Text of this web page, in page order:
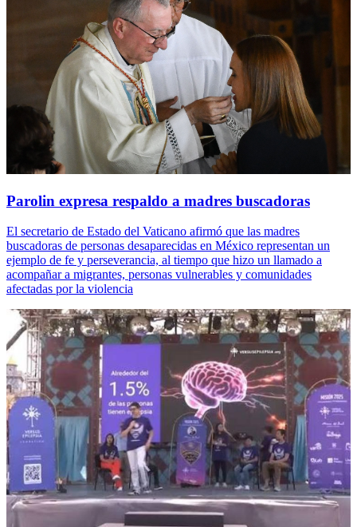
Parolin expresa respaldo a madres buscadoras
El secretario de Estado del Vaticano afirmó que las madres
buscadoras de personas desaparecidas en México representan un
ejemplo de fe y perseverancia, al tiempo que hizo un llamado a
acompañar a migrantes, personas vulnerables y comunidades
afectadas por la violencia